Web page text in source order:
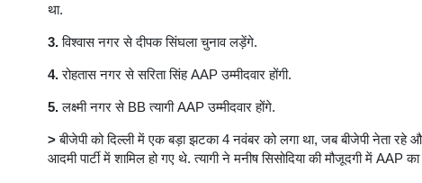
था.
3.विश्वास नगर से दीपक सिंघला चुनाव लड़ेंगे.
4.रोहतास नगर से सरिता सिंह AAP उम्मीदवार होंगी.
5.लक्ष्मी नगर से BB त्यागी AAP उम्मीदवार होंगे.
>बीजेपी को दिल्ली में एक बड़ा झटका 4 नवंबर को लगा था, जब बीजेपी नेता रहे और
आदमी पार्टी में शामिल हो गए थे. त्यागी ने मनीष सिसोदिया की मौजूदगी में AAP का